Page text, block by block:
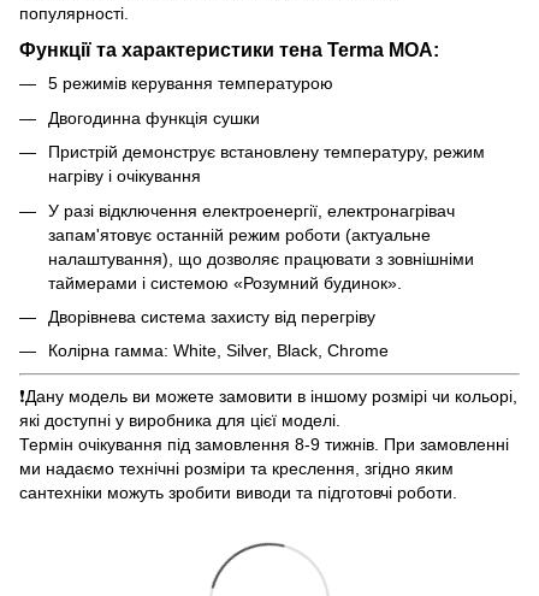
популярності.
Функцiї та характеристики тена Terma MOA:
5 режимів керування температурою
Двогодинна функція сушки
Пристрій демонструє встановлену температуру, режим
нагріву і очікування
У разі відключення електроенергії, електронагрівач
запам'ятовує останній режим роботи (актуальне
налаштування), що дозволяє працювати з зовнішніми
таймерами і системою «Розумний будинок».
Дворівнева система захисту від перегріву
Колірна гамма: White, Silver, Black, Chrome
❗️Дану модель ви можете замовити в іншому розмірі чи кольорі,
які доступні у виробника для цієї моделі.
Термін очікування під замовлення 8-9 тижнів. При замовленні
ми надаємо технічні розміри та креслення, згідно яким
сантехніки можуть зробити виводи та підготовчі роботи.